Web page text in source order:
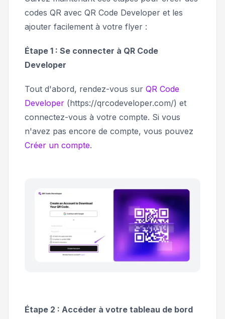
codes QR avec QR Code Developer et les
ajouter facilement à votre flyer :
Étape 1 : Se connecter à QR Code
Developer
Tout d'abord, rendez-vous sur QR Code
Developer (https://qrcodeveloper.com/) et
connectez-vous à votre compte. Si vous
n'avez pas encore de compte, vous pouvez
Créer un compte.
Étape 2 : Accéder à votre tableau de bord